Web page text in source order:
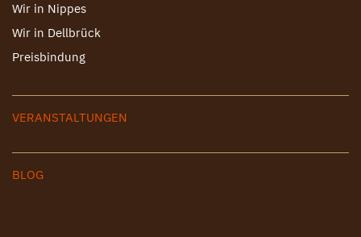
Wir in Nippes
Wir in Dellbrück
Preisbindung
VERANSTALTUNGEN
BLOG